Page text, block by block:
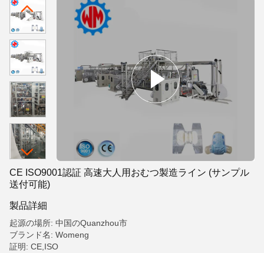
CE ISO9001認証 高速大人用おむつ製造ライン (サンプル
送付可能)
製品詳細
起源の場所: 中国のQuanzhou市
ブランド名: Womeng
証明: CE,ISO